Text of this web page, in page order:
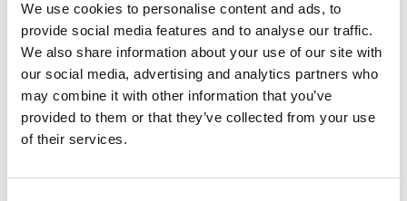
We use cookies to personalise content and ads, to
provide social media features and to analyse our traffic.
We also share information about your use of our site with
our social media, advertising and analytics partners who
may combine it with other information that you’ve
provided to them or that they’ve collected from your use
of their services.
La qüestió és: què podem fer nosaltres, com a consumidors, per
aconseguir una transició sostenible dels sistemes alimentaris? Aquí
fem una proposta amb una llista d’accions:
Seleccionar aliments locals i de temporada: per ajudar a l’activitat
agrícola de la zona